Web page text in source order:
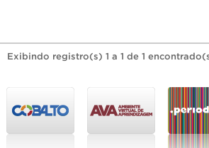
Exibindo registro(s) 1 a 1 de 1